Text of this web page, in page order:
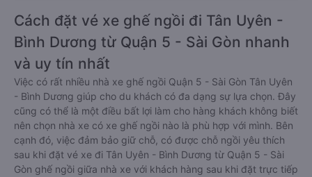
Cách đặt vé xe ghế ngồi đi Tân Uyên -
Bình Dương từ Quận 5 - Sài Gòn nhanh
và uy tín nhất
Việc có rất nhiều nhà xe ghế ngồi Quận 5 - Sài Gòn Tân Uyên
- Bình Dương giúp cho du khách có đa dạng sự lựa chọn. Đây
cũng có thể là một điều bất lợi làm cho hàng khách không biết
nên chọn nhà xe có xe ghế ngồi nào là phù hợp với mình. Bên
cạnh đó, việc đảm bảo giữ chỗ, có được chỗ ngồi yêu thích
sau khi đặt vé xe đi Tân Uyên - Bình Dương từ Quận 5 - Sài
Gòn ghế ngồi giữa nhà xe với khách hàng sau khi đặt trực tiếp